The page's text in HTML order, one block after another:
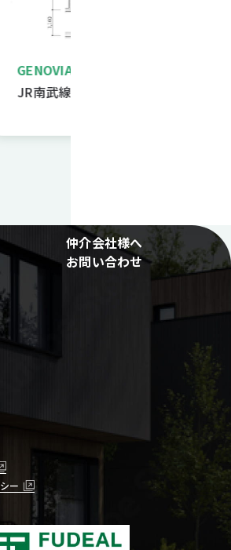
中野島 322号室
JR南武線中野島駅／徒歩
仲介会社様へ
お問い合わせ
ー